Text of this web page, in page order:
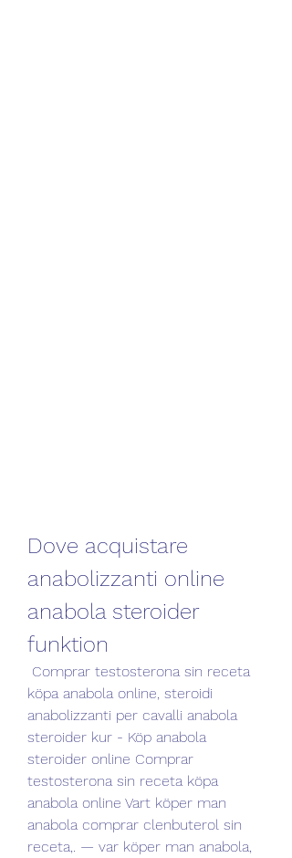
Dove acquistare
anabolizzanti online
anabola steroider
funktion
köpa anabola online, steroidi
anabolizzanti per cavalli anabola
steroider kur - Köp anabola
steroider online Comprar
testosterona sin receta köpa
anabola online Vart köper man
anabola comprar clenbuterol sin
receta,. — var köper man anabola,